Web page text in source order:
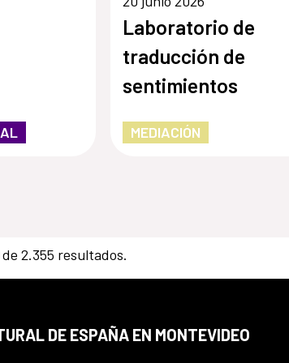
Laboratorio de
traducción de
sentimientos
MEDIACIÓN
2.355 resultados.
DE ESPAÑA EN MONTEVIDEO